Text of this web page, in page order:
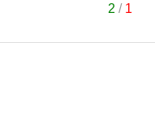
2 / 1